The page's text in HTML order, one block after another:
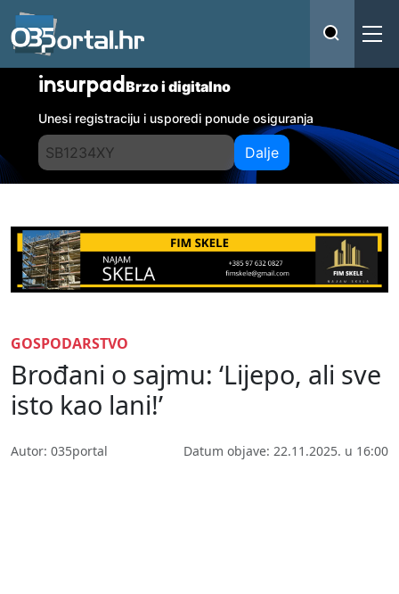
insurpadBrzo i digitalno
Unesi registraciju i usporedi ponude osiguranja
Dalje
GOSPODARSTVO
Brođani o sajmu: ‘Lijepo, ali sve
isto kao lani!’
Autor: 035portal Datum objave: 22.11.2025. u 16:00